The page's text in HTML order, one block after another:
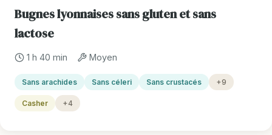
Bugnes lyonnaises sans gluten et sans
lactose
1 h 40 min Moyen
Sans arachides Sans céleri Sans crustacés +9
Casher +4